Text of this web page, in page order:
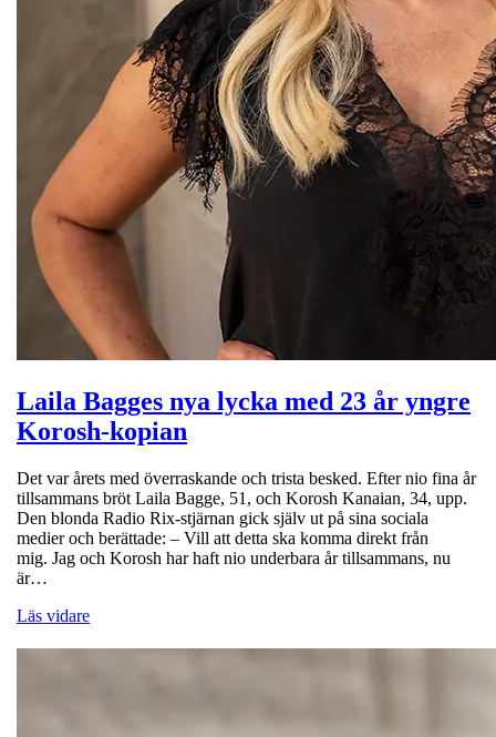
Laila Bagges nya lycka med 23 år yngre
Korosh-kopian
Det var årets med överraskande och trista besked. Efter nio fina år
tillsammans bröt Laila Bagge, 51, och Korosh Kanaian, 34, upp.
Den blonda Radio Rix-stjärnan gick själv ut på sina sociala
medier och berättade: – Vill att detta ska komma direkt från
mig. Jag och Korosh har haft nio underbara år tillsammans, nu
är…
Läs vidare